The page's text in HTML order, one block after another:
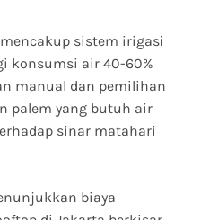
sistem irigasi
konsumsi air 40-60%
manual dan pemilihan
palem yang butuh air
sinar matahari
biaya